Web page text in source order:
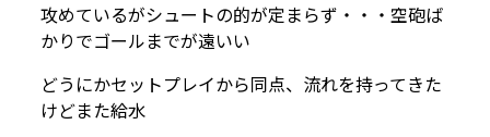
攻めているがシュートの的が定まらず・・・空砲ば
かりでゴールまでが遠いい
どうにかセットプレイから同点、流れを持ってきた
けどまた給水